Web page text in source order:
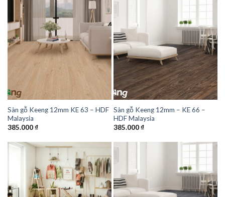
Sàn gỗ Keeng 12mm KE 63 – HDF
Malaysia
385.000₫
Sàn gỗ Keeng 12mm – KE 66 –
HDF Malaysia
385.000₫